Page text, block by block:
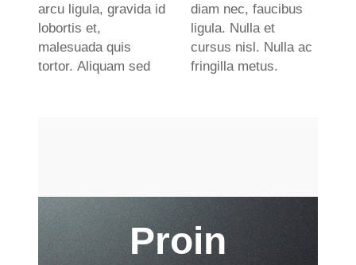
arcu ligula, gravida id
lobortis et,
malesuada quis
tortor. Aliquam sed
diam nec, faucibus
ligula. Nulla et
cursus nisl. Nulla ac
fringilla metus.
Proin